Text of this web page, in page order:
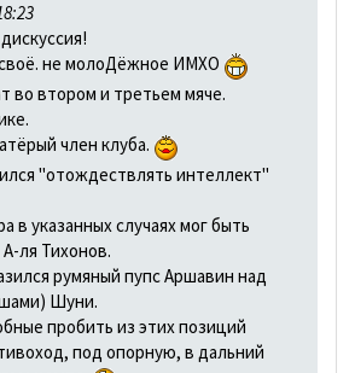
не молоДёжное ИМХО
во втором и третьем мяче.
член клуба.
"отождествлять интеллект"
в указанных случаях мог быть
ля Тихонов.
румяный пупс Аршавин над
Шуни.
пробить из этих позиций
под опорную, в дальний